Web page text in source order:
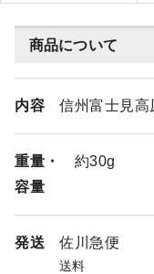
商品について
内容 信州富士見
重量・
容量
約30g
発送 佐川急便
送料